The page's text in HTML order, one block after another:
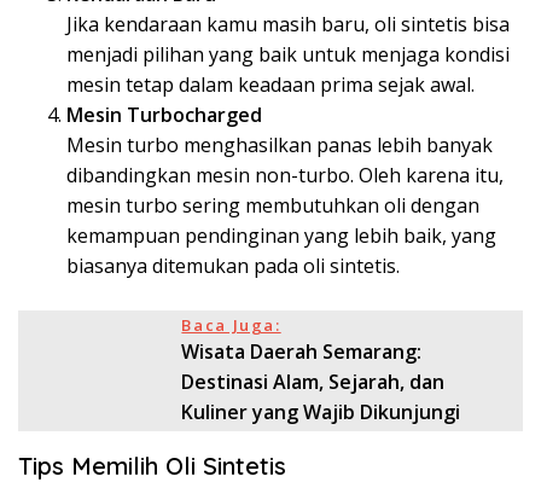
Jika kendaraan kamu masih baru, oli sintetis bisa
menjadi pilihan yang baik untuk menjaga kondisi
mesin tetap dalam keadaan prima sejak awal.
Mesin Turbocharged
Mesin turbo menghasilkan panas lebih banyak
dibandingkan mesin non-turbo. Oleh karena itu,
mesin turbo sering membutuhkan oli dengan
kemampuan pendinginan yang lebih baik, yang
biasanya ditemukan pada oli sintetis.
Baca Juga:
Wisata Daerah Semarang:
Destinasi Alam, Sejarah, dan
Kuliner yang Wajib Dikunjungi
Tips Memilih Oli Sintetis